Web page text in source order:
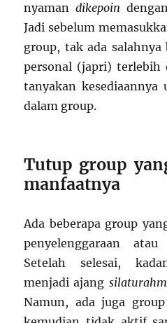
nyamandikepoin
Jadi sebelum
group, tak ada salahnya
personal (japri) terlebih
tanyakan
dalam group.
Tutup group
manfaatnya
Ada beberapa group
penyelenggaraan
Setelah selesai,
menjadi ajang
Namun, ada juga